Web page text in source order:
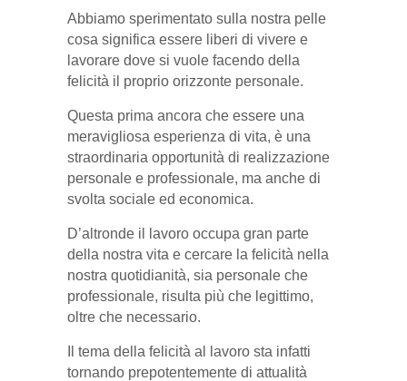
Abbiamo sperimentato sulla nostra pelle
cosa significa essere liberi di vivere e
lavorare dove si vuole facendo della
felicità il proprio orizzonte personale.
Questa prima ancora che essere una
meravigliosa esperienza di vita, è una
straordinaria opportunità di realizzazione
personale e professionale, ma anche di
svolta sociale ed economica.
D’altronde il lavoro occupa gran parte
della nostra vita e cercare la felicità nella
nostra quotidianità, sia personale che
professionale, risulta più che legittimo,
oltre che necessario.
Il tema della felicità al lavoro sta infatti
tornando prepotentemente di attualità